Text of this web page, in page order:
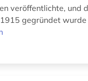
veröffentlichte, und
gegründet